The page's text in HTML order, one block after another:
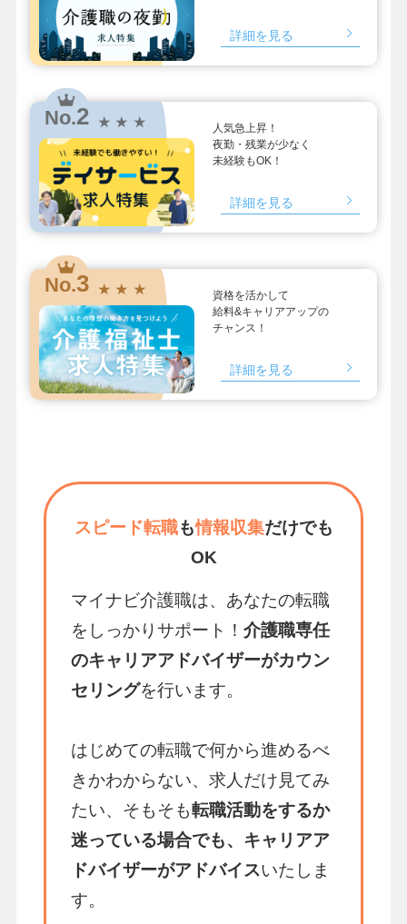
詳細を見る
No.2 ★ ★ ★
人気急上昇！
夜勤・残業が少なく
未経験もOK！
詳細を見る
No.3 ★ ★ ★
資格を活かして
給料&キャリアアップの
チャンス！
詳細を見る
スピード転職も情報収集だけでも
OK
マイナビ介護職は、あなたの転職
をしっかりサポート！ 介護職専任
のキャリアアドバイザーがカウン
セリングを行います。
はじめての転職で何から進めるべ
きかわからない、求人だけ見てみ
たい、そもそも転職活動をするか
迷っている場合でも、キャリアア
ドバイザーがアドバイスいたしま
す。